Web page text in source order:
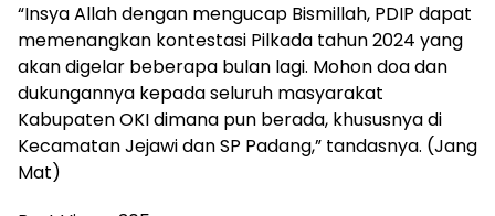
“Insya Allah dengan mengucap Bismillah, PDIP dapat
memenangkan kontestasi Pilkada tahun 2024 yang
akan digelar beberapa bulan lagi. Mohon doa dan
dukungannya kepada seluruh masyarakat
Kabupaten OKI dimana pun berada, khususnya di
Kecamatan Jejawi dan SP Padang,” tandasnya. (Jang
Mat)